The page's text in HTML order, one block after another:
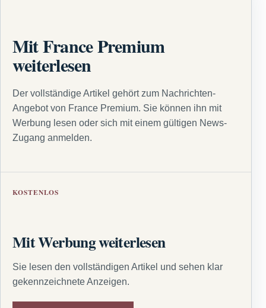
Mit France Premium
weiterlesen
Der vollständige Artikel gehört zum Nachrichten-
Angebot von France Premium. Sie können ihn mit
Werbung lesen oder sich mit einem gültigen News-
Zugang anmelden.
KOSTENLOS
Mit Werbung weiterlesen
Sie lesen den vollständigen Artikel und sehen klar
gekennzeichnete Anzeigen.